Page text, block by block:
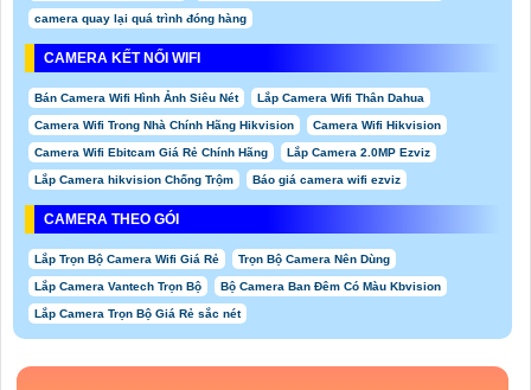
camera quay lại quá trình đóng hàng
CAMERA KẾT NỐI WIFI
Bán Camera Wifi Hình Ảnh Siêu Nét Lắp Camera Wifi Thân Dahua
Camera Wifi Trong Nhà Chính Hãng Hikvision Camera Wifi Hikvision
Camera Wifi Ebitcam Giá Rẻ Chính Hãng Lắp Camera 2.0MP Ezviz
Lắp Camera hikvision Chống Trộm Báo giá camera wifi ezviz
CAMERA THEO GÓI
Lắp Trọn Bộ Camera Wifi Giá Rẻ Trọn Bộ Camera Nên Dùng
Lắp Camera Vantech Trọn Bộ Bộ Camera Ban Đêm Có Màu Kbvision
Lắp Camera Trọn Bộ Giá Rẻ sắc nét